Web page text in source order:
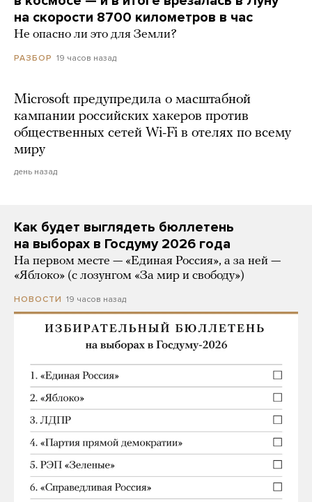
на скорости 8700 километров в час
Не опасно ли это для Земли?
РАЗБОР 19 часов назад
Microsoft предупредила о масштабной
кампании российских хакеров против
общественных сетей Wi-Fi в отелях по всему
миру
день назад
Как будет выглядеть бюллетень
на выборах в Госдуму 2026 года
На первом месте — «Единая Россия», а за ней —
«Яблоко» (с лозунгом «За мир и свободу»)
НОВОСТИ 19 часов назад